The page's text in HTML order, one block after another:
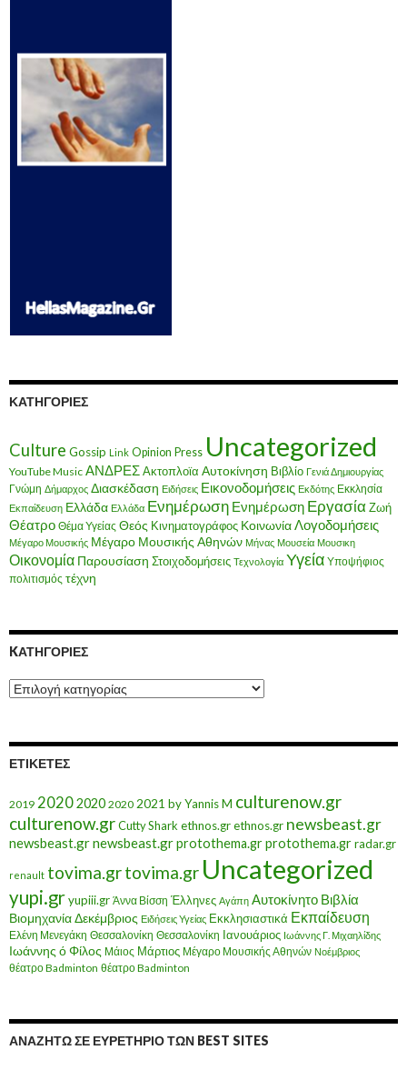
ΚΑΤΗΓΟΡΊΕΣ
Culture Gossip Link Opinion Press Uncategorized
YouTube Music ΑΝΔΡΕΣΑκτοπλοϊα Αυτοκίνηση Βιβλίο Γενιά Δημιουργίας
Γνώμη Δήμαρχος Διασκέδαση Ειδήσεις Εικονοδομήσεις Εκδότης Εκκλησία
Εκπαίδευση Ελλάδα Ελλάδα Ενημέρωση Ενημέρωση ΕργασίαΖωή
Θέατρο Θέμα Υγείας Θεός Κινηματογράφος ΚοινωνίαΛογοδομήσεις
Μέγαρο Μουσικής Μέγαρο Μουσικής Αθηνών Μήνας Μουσεία Μουσικη
Οικονομία Παρουσίαση Στοιχοδομήσεις Τεχνολογία Υγεία Υποψήφιος
πολιτισμός τέχνη
KΑΤΗΓΟΡΊΕΣ
Kατηγορίες
ΕΤΙΚΈΤΕΣ
2019 20202020 2020 2021 by Yannis M culturenow.gr
culturenow.grCutty Sharkethnos.grethnos.gr newsbeast.gr
newsbeast.grnewsbeast.grprotothema.grprotothema.grradar.gr
renault tovima.grtovima.gr Uncategorized
yupi.gryupiii.gr Άννα Βίσση Έλληνες Αγάπη Αυτοκίνητο Βιβλία
ΒιομηχανίαΔεκέμβριος Ειδήσεις Υγείας Εκκλησιαστικά Εκπαίδευση
Ελένη Μενεγάκη Θεσσαλονίκη Θεσσαλονίκη Ιανουάριος Ιωάννης Γ. Μιχαηλίδης
Ιωάννης ό Φίλος Μάιος Μάρτιος Μέγαρο Μουσικής Αθηνών Νοέμβριος
θέατρο Badminton θέατρο Badminton
ΑΝΑΖΗΤΏ ΣΕ ΕΥΡΕΤΉΡΙΟ ΤΩΝ BEST SITES